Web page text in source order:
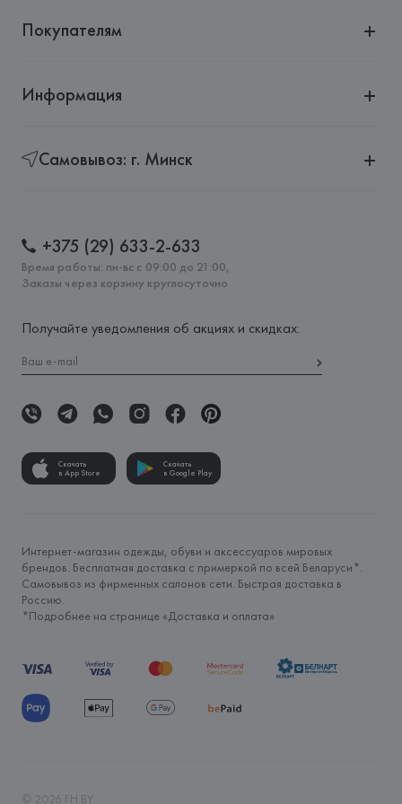
Покупателям
Информация
Самовывоз: г. Минск
+375 (29) 633-2-633
Время работы: пн-вс с 09:00 до 21:00,
Заказы через корзину круглосуточно
Получайте уведомления об акциях и скидках:
Скачать
в App Store
Скачать
в Google Play
Интернет-магазин одежды, обуви и аксессуаров мировых
брендов. Бесплатная доставка с примеркой по всей Беларуси*.
Самовывоз из фирменных салонов сети. Быстрая доставка в
Россию.
*Подробнее на странице «Доставка и оплата»
© 2026 FH.BY